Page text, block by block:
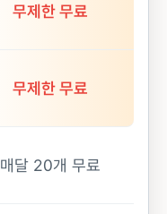
무제한 무료
무제한 무료
매달 20개 무료